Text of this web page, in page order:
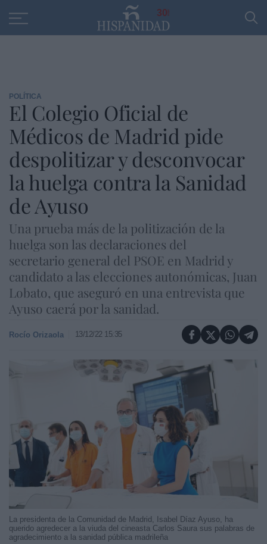
30
POLÍTICA
El Colegio Oficial de
Médicos de Madrid pide
despolitizar y desconvocar
la huelga contra la Sanidad
de Ayuso
Una prueba más de la politización de la
huelga son las declaraciones del
secretario general del PSOE en Madrid y
candidato a las elecciones autonómicas, Juan
Lobato, que aseguró en una entrevista que
Ayuso caerá por la sanidad.
Rocío Orizaola 13/12/22 15:35
La presidenta de la Comunidad de Madrid, Isabel Díaz Ayuso, ha
querido agredecer a la viuda del cineasta Carlos Saura sus palabras de
agradecimiento a la sanidad pública madrileña